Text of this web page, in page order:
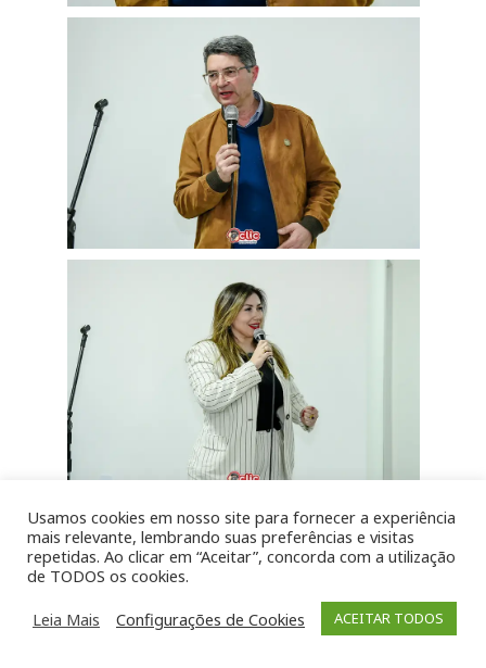
Usamos cookies em nosso site para fornecer a experiência
mais relevante, lembrando suas preferências e visitas
repetidas. Ao clicar em “Aceitar”, concorda com a utilização
de TODOS os cookies.
Leia Mais
Configurações de Cookies ACEITAR TODOS